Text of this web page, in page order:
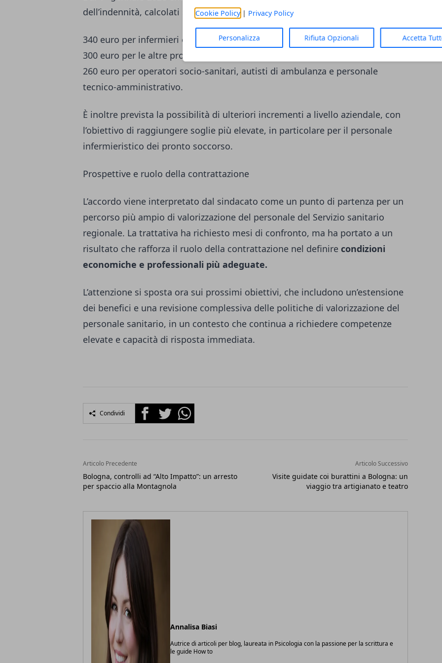
Cookie Policy| Privacy Policy
Personalizza Rifiuta Opzionali Accetta
dell’indennità, calcolati su una base di 20 giorni di presenza:
340 euro per infermieri e ostetriche;
300 euro per le altre professioni sanitarie, come i tecnici di radiologia;
260 euro per operatori socio-sanitari, autisti di ambulanza e personale
tecnico-amministrativo.
È inoltre prevista la possibilità di ulteriori incrementi a livello aziendale, con
l’obiettivo di raggiungere soglie più elevate, in particolare per il personale
infermieristico dei pronto soccorso.
Prospettive e ruolo della contrattazione
L’accordo viene interpretato dal sindacato come un punto di partenza per un
percorso più ampio di valorizzazione del personale del Servizio sanitario
regionale. La trattativa ha richiesto mesi di confronto, ma ha portato a un
risultato che rafforza il ruolo della contrattazione nel definire condizioni
economiche e professionali più adeguate.
L’attenzione si sposta ora sui prossimi obiettivi, che includono un’estensione
dei benefici e una revisione complessiva delle politiche di valorizzazione del
personale sanitario, in un contesto che continua a richiedere competenze
elevate e capacità di risposta immediata.
Condividi FacebookTwitterWhatsapp
Articolo Precedente
Bologna, controlli ad “Alto Impatto”: un arresto
per spaccio alla Montagnola
Articolo Successivo
Visite guidate coi burattini a Bologna: un
viaggio tra artigianato e teatro
Annalisa Biasi
Autrice di articoli per blog, laureata in Psicologia con la passione per la scrittura e
le guide How to